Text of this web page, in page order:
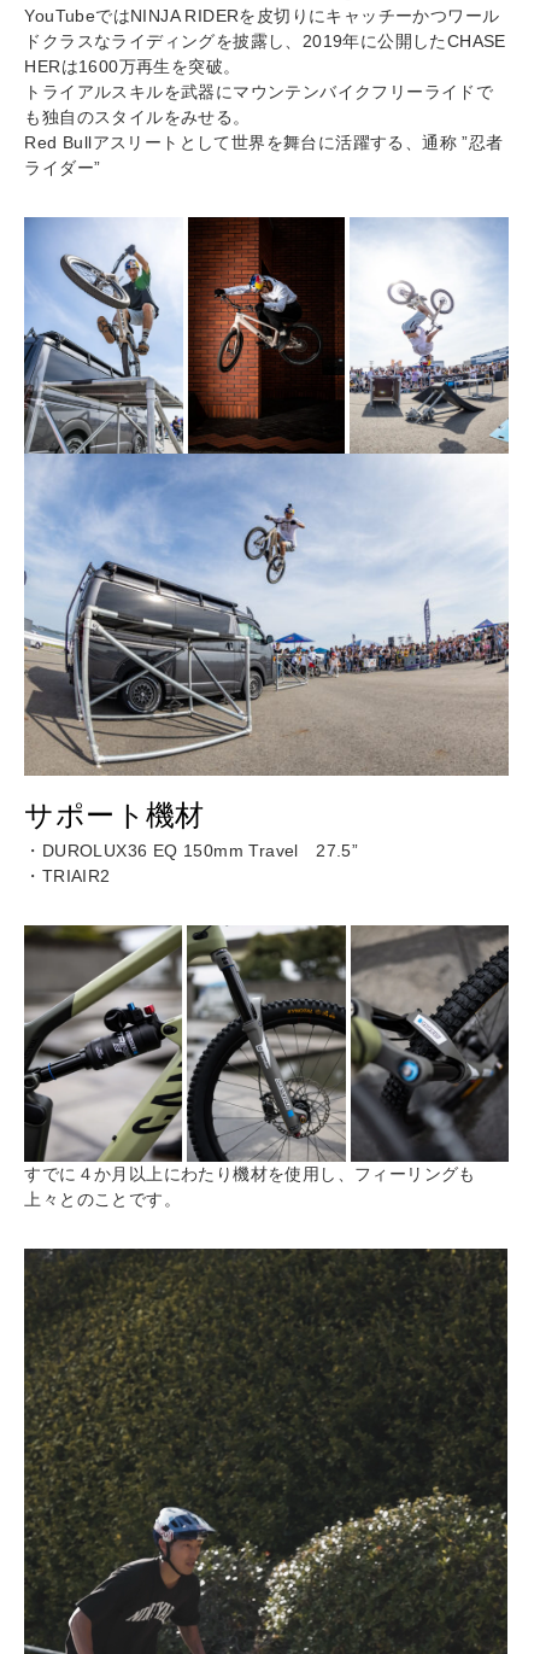
YouTubeではNINJA RIDERを皮切りにキャッチーかつワール
ドクラスなライディングを披露し、2019年に公開したCHASE
HERは1600万再生を突破。
トライアルスキルを武器にマウンテンバイクフリーライドで
も独自のスタイルをみせる。
Red Bullアスリートとして世界を舞台に活躍する、通称 ”忍者
ライダー”
サポート機材
・DUROLUX36 EQ 150mm Travel 27.5”
・TRIAIR2
すでに４か月以上にわたり機材を使用し、フィーリングも
上々とのことです。